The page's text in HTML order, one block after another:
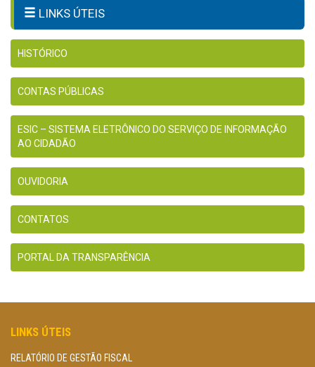
LINKS ÚTEIS
HISTÓRICO
CONTAS PÚBLICAS
ESIC – SISTEMA ELETRÔNICO DO SERVIÇO DE INFORMAÇÃO
AO CIDADÃO
OUVIDORIA
CONTATOS
PORTAL DA TRANSPARÊNCIA
LINKS ÚTEIS
RELATÓRIO DE GESTÃO FISCAL